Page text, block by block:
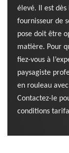
élevé. Il est
fournisseur de
pose doit être
matière. Pour
fiez-vous à
paysagiste
en rouleau
Contactez-le
conditions